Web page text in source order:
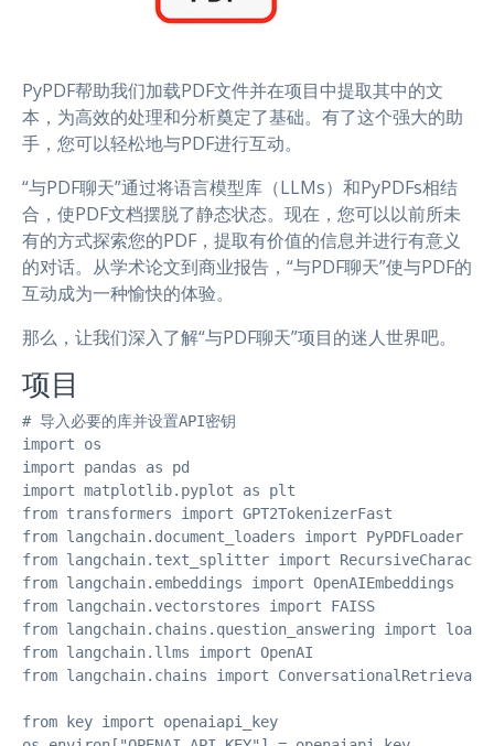
PyPDF帮助我们加载PDF文件并在项目中提取其中的文
本，为高效的处理和分析奠定了基础。有了这个强大的助
手，您可以轻松地与PDF进行互动。
“与PDF聊天”通过将语言模型库（LLMs）和PyPDFs相结
合，使PDF文档摆脱了静态状态。现在，您可以以前所未
有的方式探索您的PDF，提取有价值的信息并进行有意义
的对话。从学术论文到商业报告，“与PDF聊天”使与PDF的
互动成为一种愉快的体验。
那么，让我们深入了解“与PDF聊天”项目的迷人世界吧。
项目
# 导入必要的库并设置API密钥
import os
import pandas as pd
import matplotlib.pyplot as plt
from transformers import GPT2TokenizerFast
from langchain.document_loaders import PyPDFLoader
from langchain.text_splitter import
from langchain.embeddings import OpenAIEmbeddings
from langchain.vectorstores import FAISS
from langchain.chains.question_answering import
from langchain.llms import OpenAI
from langchain.chains import
from key import openaiapi_key